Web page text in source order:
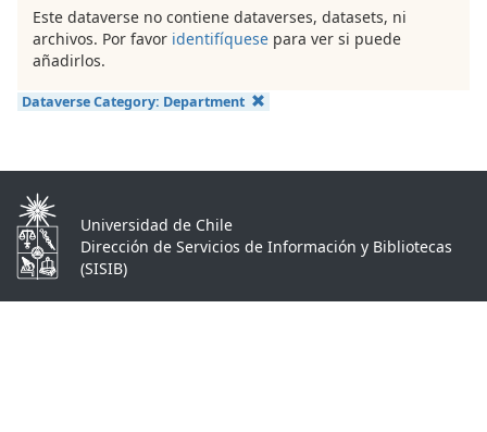
Este dataverse no contiene dataverses, datasets, ni
archivos. Por favor identifíquese para ver si puede
añadirlos.
Dataverse Category: Department
Universidad de Chile
Dirección de Servicios de Información y Bibliotecas
(SISIB)